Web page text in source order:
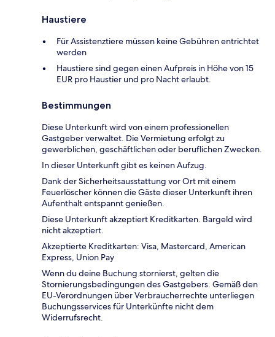
Haustiere
Für Assistenztiere müssen keine Gebühren entrichtet
werden
Haustiere sind gegen einen Aufpreis in Höhe von 15
EUR pro Haustier und pro Nacht erlaubt.
Bestimmungen
Diese Unterkunft wird von einem professionellen
Gastgeber verwaltet. Die Vermietung erfolgt zu
gewerblichen, geschäftlichen oder beruflichen Zwecken.
In dieser Unterkunft gibt es keinen Aufzug.
Dank der Sicherheitsausstattung vor Ort mit einem
Feuerlöscher können die Gäste dieser Unterkunft ihren
Aufenthalt entspannt genießen.
Diese Unterkunft akzeptiert Kreditkarten. Bargeld wird
nicht akzeptiert.
Akzeptierte Kreditkarten: Visa, Mastercard, American
Express, Union Pay
Wenn du deine Buchung stornierst, gelten die
Stornierungsbedingungen des Gastgebers. Gemäß den
EU-Verordnungen über Verbraucherrechte unterliegen
Buchungsservices für Unterkünfte nicht dem
Widerrufsrecht.